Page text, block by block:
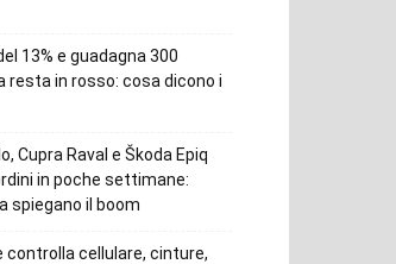
13% e guadagna 300
resta in rosso: cosa dicono i
Cupra Raval e Škoda Epiq
in poche settimane:
spiegano il boom
controlla cellulare, cinture,